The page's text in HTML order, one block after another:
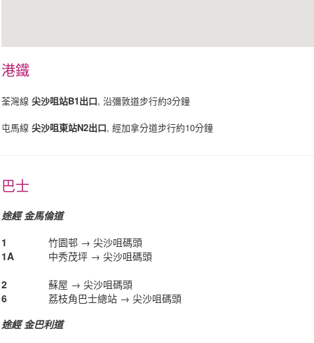
港鐵
荃灣線 尖沙咀站B1出口, 沿彌敦道步行約3分鐘
屯馬線 尖沙咀東站N2出口, 經加拿分道步行約10分鐘
巴士
途經 金馬倫道
1
竹園邨 → 尖沙咀碼頭
1A
中秀茂坪 → 尖沙咀碼頭
2
蘇屋 → 尖沙咀碼頭
6
荔枝角巴士總站 → 尖沙咀碼頭
途經 金巴利道